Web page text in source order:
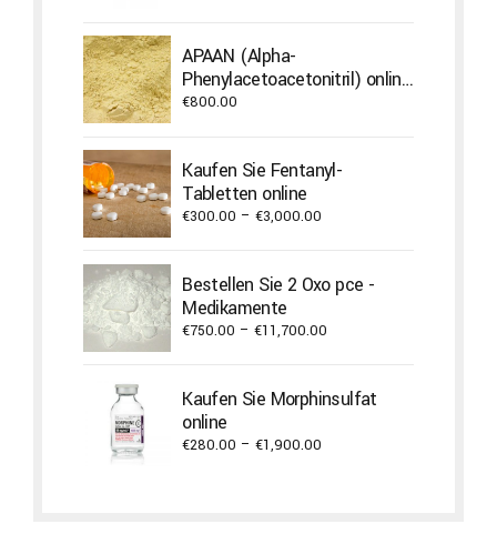
APAAN (Alpha-
Phenylacetoacetonitril) online
bestellen
€800.00
Kaufen Sie Fentanyl-
Tabletten online
€300.00 – €3,000.00
through
Bestellen Sie 2 Oxo pce -
Medikamente
€750.00 – €11,700.00
through
Kaufen Sie Morphinsulfat
online
€280.00 – €1,900.00